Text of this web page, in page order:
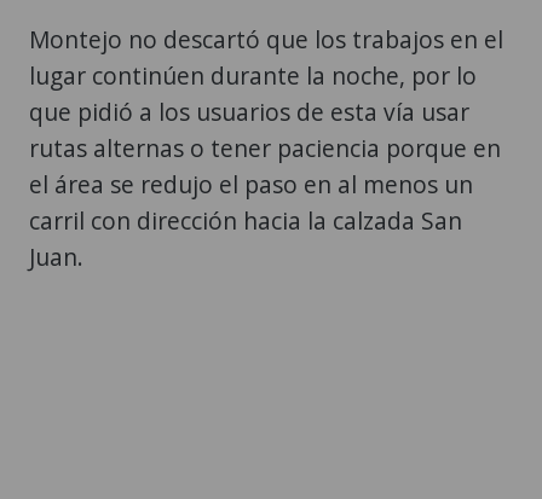
Montejo no descartó que los trabajos en el
lugar continúen durante la noche, por lo
que pidió a los usuarios de esta vía usar
rutas alternas o tener paciencia porque en
el área se redujo el paso en al menos un
carril con dirección hacia la calzada San
Juan.